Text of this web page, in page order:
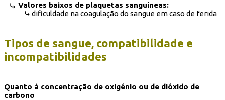
Valores baixos de plaquetas sanguíneas:
dificuldade na coagulação do sangue em caso de ferida
Tipos de sangue, compatibilidade e
incompatibilidades
Quanto à concentração de oxigénio ou de dióxido de
carbono